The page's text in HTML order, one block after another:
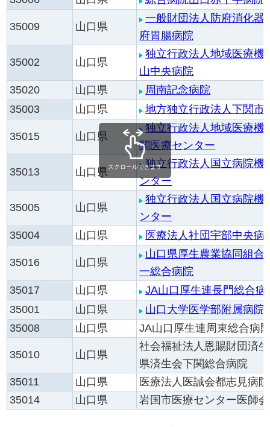
35009 山口県
一般財団法人防府消化器
府胃腸病院
35002 山口県
独立行政法人地域医療機
山中央病院
35020
山口県
周南記念病院
35003
山口県 地方独立行政法人下関市
35015 山口県
独立行政法人地域医療機
関医療センター
35013 山口県
独立行政法人国立病院機
ンター
35005 山口県
独立行政法人国立病院機
ンター
35004
山口県 医療法人社団宇部中央病
35016 山口県
山口県厚生農業協同組合
一総合病院
35017
山口県
JA山口厚生連長門総合病
35001
山口県
山口大学医学部附属病院
35008
山口県 JA山口厚生連周東総合病
35010 山口県
社会福祉法人恩賜財団済
県済生会下関総合病院
35011
山口県
医療法人医誠会都志見病院
35014
山口県 岩国市医療センター医師
スクロールできます